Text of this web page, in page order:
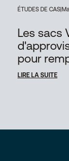
ÉTUDES DE CAS
Les sacs
pour
LIRE LA SUITE